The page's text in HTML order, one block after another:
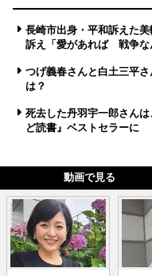
長崎市出身・平和訴えた
訴え「愛があれば 戦争な
つげ義春さんと白土三平
は？
死去した丹羽宇一郎さん
ど読書』ベストセラーに
動画で見る